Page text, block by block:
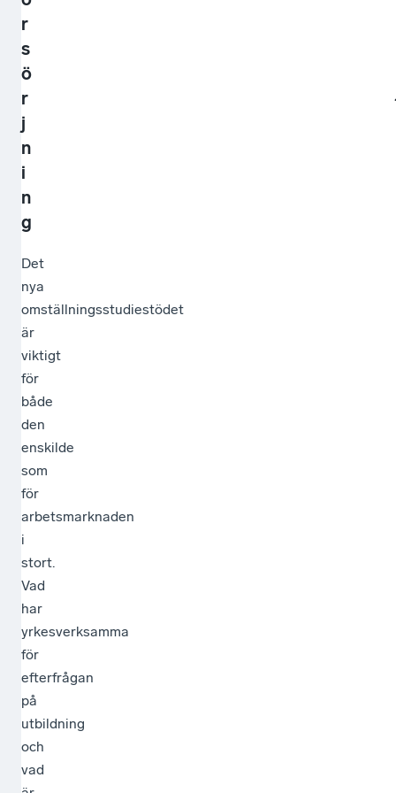
r
s
ö
r
j
n
i
n
g
Det
nya
omställningsstudiestödet
är
viktigt
för
både
den
enskilde
som
för
arbetsmarknaden
i
stort.
Vad
har
yrkesverksamma
för
efterfrågan
på
utbildning
och
vad